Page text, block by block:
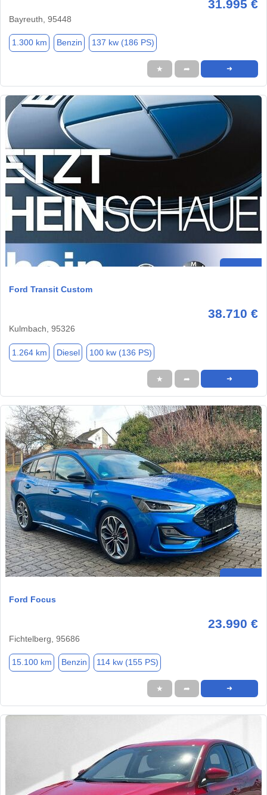
31.995 €
Bayreuth, 95448
1.300 km Benzin 137 kw (186 PS)
★ ➦ ➜
Ford Transit Custom
38.710 €
Kulmbach, 95326
1.264 km Diesel 100 kw (136 PS)
★ ➦ ➜
Ford Focus
23.990 €
Fichtelberg, 95686
15.100 km Benzin 114 kw (155 PS)
★ ➦ ➜